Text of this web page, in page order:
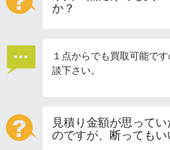
か？
１点からでも買取可能で
談下さい。
見積り金額が思って
のですが、断ってもい